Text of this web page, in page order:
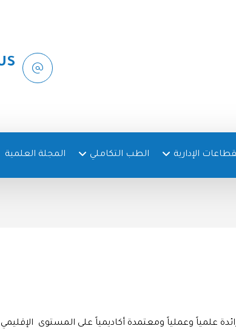
الإدارية الطب التكاملي المجلة العلمية
علمياً وعملياً ومعتمدة أكاديمياً على المستوى